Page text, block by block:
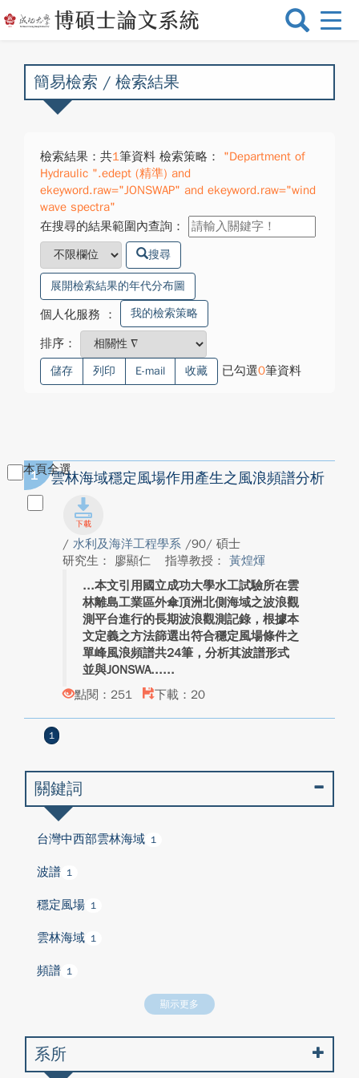
選
換
簡易檢索 / 檢索結果
檢索結果：共1筆資料 檢索策略：
"Department of
Hydraulic ".edept (精準) and
ekeyword.raw="JONSWAP" and ekeyword.raw="wind
wave spectra"
在搜尋的結果範圍內查詢：
搜尋
展開檢索結果的年代分布圖
個人化服務 ： 我的檢索策略
排序：
儲存 列印 E-mail 收藏 已勾選0筆資料
本頁全選
1 雲林海域穩定風場作用產生之風浪頻譜分析
/ 水利及海洋工程學系 /90/ 碩士
研究生： 廖顯仁
指導教授： 黃煌煇
本文引用國立成功大學水工試驗所在雲
林離島工業區外傘頂洲北側海域之波浪觀
測平台進行的長期波浪觀測記錄，根據本
文定義之方法篩選出符合穩定風場條件之
單峰風浪頻譜共24筆，分析其波譜形式
並與JONSWA...
點閱：251
下載：20
1
關鍵詞
台灣中西部雲林海域 1
波譜 1
穩定風場 1
雲林海域 1
頻譜 1
顯示更多
系所